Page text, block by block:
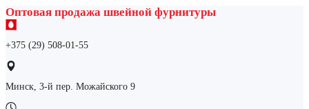
Оптовая продажа швейной фурнитуры
+375 (29) 508-01-55
Минск, 3-й пер. Можайского 9